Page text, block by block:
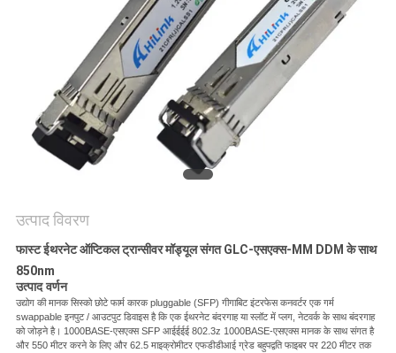
साइटमैप
गोपनीयता
उत्पाद विवरण
फास्ट ईथरनेट ऑप्टिकल ट्रान्सीवर मॉड्यूल संगत GLC-एसएक्स-MM DDM के साथ
850nm
उत्पाद वर्णन
उद्योग की मानक सिस्को छोटे फार्म कारक pluggable (SFP) गीगाबिट इंटरफेस कनवर्टर एक गर्म
swappable इनपुट / आउटपुट डिवाइस है कि एक ईथरनेट बंदरगाह या स्लॉट में प्लग, नेटवर्क के साथ बंदरगाह
को जोड़ने है। 1000BASE-एसएक्स SFP आईईईई 802.3z 1000BASE-एसएक्स मानक के साथ संगत है
और 550 मीटर करने के लिए और 62.5 माइक्रोमीटर एफडीडीआई ग्रेड बहुपद्वति फाइबर पर 220 मीटर तक